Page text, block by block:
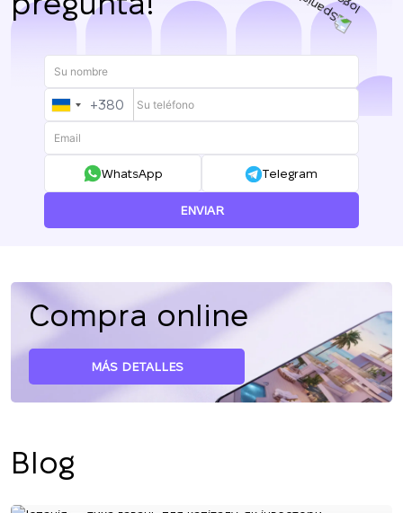
UKRAINE
+380
+380
WhatsApp Telegram
ENVIAR
Compra online
MÁS DETALLES
Blog